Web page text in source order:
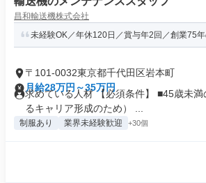
昌和輸送機株式会社
未経験OK／年休120日／賞与年2回／創業75
〒101-0032東京都千代田区岩本町
月給28万円～35万円
求めている人材 【必須条件】 ■45歳未
るキャリア形成のため） ...
制服あり 業界未経験歓迎 +30個